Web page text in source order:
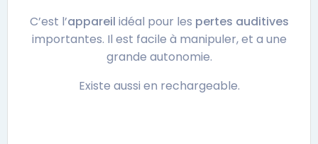
C’est l’appareil idéal pour les pertes auditives
importantes. Il est facile à manipuler, et a une
grande autonomie.
Existe aussi en rechargeable.